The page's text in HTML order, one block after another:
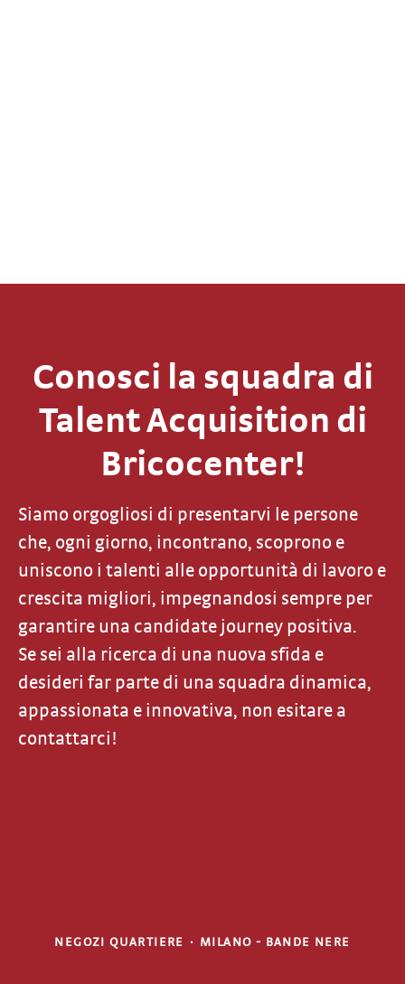
Conosci la squadra di
Talent Acquisition di
Bricocenter!
Siamo orgogliosi di presentarvi le persone
che, ogni giorno, incontrano, scoprono e
uniscono i talenti alle opportunità di lavoro e
crescita migliori, impegnandosi sempre per
garantire una candidate journey positiva.
Se sei alla ricerca di una nuova sfida e
desideri far parte di una squadra dinamica,
appassionata e innovativa, non esitare a
contattarci!
NEGOZI QUARTIERE · MILANO - BANDE NERE